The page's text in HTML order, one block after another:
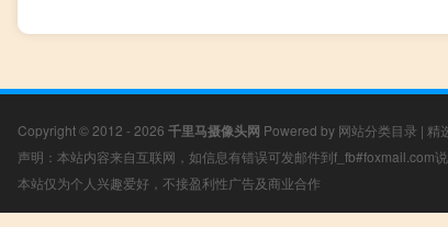
Copyright © 2012 - 2026 千里马摄像头网 Powered by 网站分类目录 | 精
声明：本站内容来自互联网，如信息有错误可发邮件到f_fb#foxmail.com
本站仅为个人兴趣爱好，不接盈利性广告及商业合作